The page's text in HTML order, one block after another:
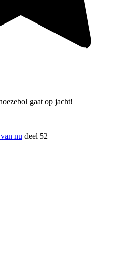
gaat op jacht!
nu deel 52